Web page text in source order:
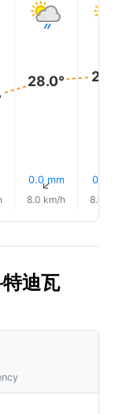
28.0°
0.0 mm
↑
8.0 km/h
0.1
8.0
迪瓦